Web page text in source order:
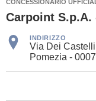
CONCESSIONARIO
Carpoint S.p.A.
INDIRIZZO
Via Dei
Pomezia -